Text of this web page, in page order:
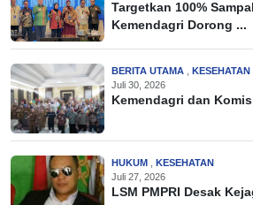
Targetkan 100%
Kemendagri Dorong ...
BERITA UTAMA KESEHATAN
Juli 30, 2026
Kemendagri dan
HUKUM
KESEHATAN
Juli 27, 2026
LSM PMPRI Desak